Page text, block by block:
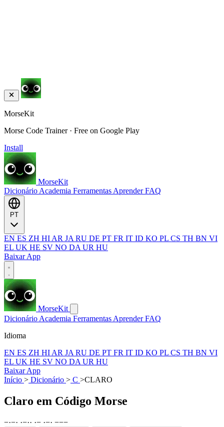
MorseKit
Morse Code Trainer · Free on Google Play
Install
MorseKit
Dicionário Academia Ferramentas AprenderFAQ
EN ES ZH HI AR JA RU DE PT FR IT ID KO PL CS TH BN VI
EL UK HE SV NO DA UR HU
Baixar App
MorseKit
Dicionário Academia Ferramentas AprenderFAQ
Idioma
EN ES ZH HI AR JA RU DE PT FR IT ID KO PL CS TH BN VI
EL UK HE SV NO DA UR HU
Baixar App
Início > Dicionário > C >CLARO
Claro em Código Morse
−·−· ·−·· ·− ·−· −−−